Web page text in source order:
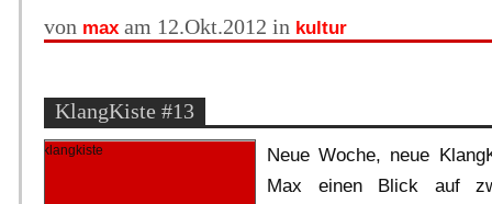
von max am 12.Okt.2012 in kultur
KlangKiste #13
Neue Woche, neue
Max einen Blick auf